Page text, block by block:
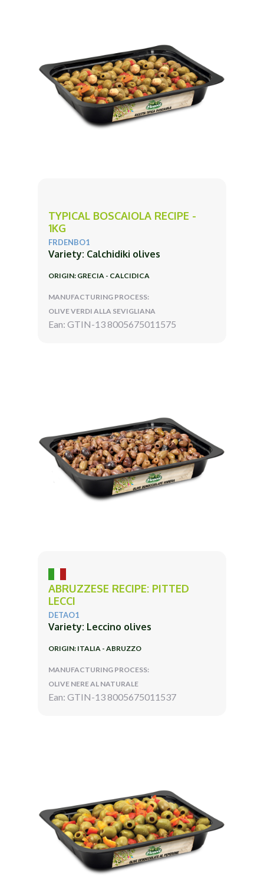
TYPICAL BOSCAIOLA RECIPE -
1KG
FRDENBO1
Variety: Calchidiki olives
ORIGIN: GRECIA - CALCIDICA
MANUFACTURING PROCESS:
OLIVE VERDI ALLA SEVIGLIANA
Ean: GTIN-13 8005675011575
ABRUZZESE RECIPE: PITTED
LECCI
DETAO1
Variety: Leccino olives
ORIGIN: ITALIA - ABRUZZO
MANUFACTURING PROCESS:
OLIVE NERE AL NATURALE
Ean: GTIN-13 8005675011537